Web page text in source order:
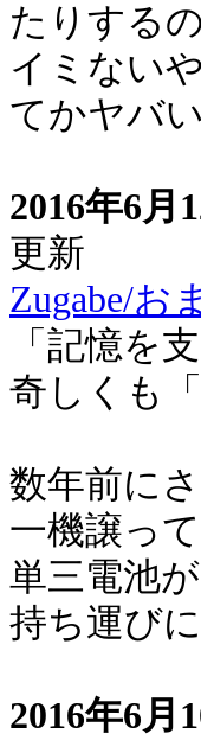
たりする
イミない
てかヤバ
2016年6月
更新
Zugabe/お
「記憶を
奇しくも
数年前に
一機譲っ
単三電池
持ち運び
2016年6月